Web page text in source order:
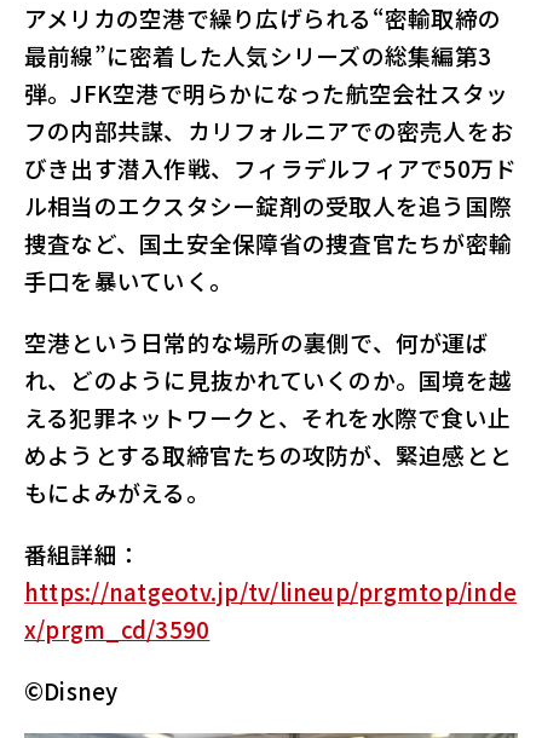
アメリカの空港で繰り広げられる“密輸取締の
最前線”に密着した人気シリーズの総集編第3
弾。JFK空港で明らかになった航空会社スタッ
フの内部共謀、カリフォルニアでの密売人をお
びき出す潜入作戦、フィラデルフィアで50万ド
ル相当のエクスタシー錠剤の受取人を追う国際
捜査など、国土安全保障省の捜査官たちが密輸
手口を暴いていく。
空港という日常的な場所の裏側で、何が運ば
れ、どのように見抜かれていくのか。国境を越
える犯罪ネットワークと、それを水際で食い止
めようとする取締官たちの攻防が、緊迫感とと
もによみがえる。
番組詳細：
https://natgeotv.jp/tv/lineup/prgmtop/inde
x/prgm_cd/3590
©Disney